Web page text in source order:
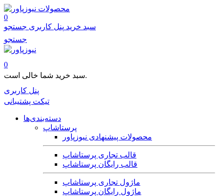
محصولات
0
سبد خرید پنل کاربری جستجو
جستجو
0
سبد خرید شما خالی است.
پنل کاربری
تیکت پشتیبانی
دسته‌بندی‌ها
پرستاشاپ
محصولات پیشنهادی نیوزپاور
قالب تجاری پرستاشاپ
قالب رایگان پرستاشاپ
ماژول تجاری پرستاشاپ
ماژول رایگان پرستاشاپ